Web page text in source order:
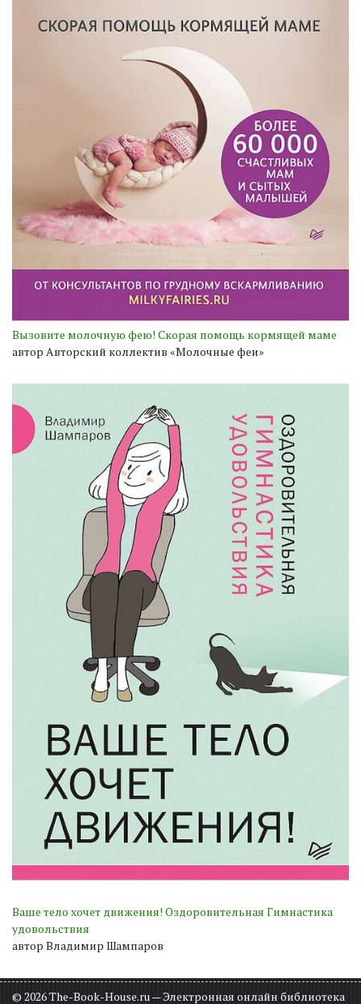
Вызовите молочную фею! Скорая помощь кормящей маме
автор Авторский коллектив «Молочные феи»
Ваше тело хочет движения! Оздоровительная Гимнастика
удовольствия
автор Владимир Шампаров
© 2026 The-Book-House.ru — Электронная онлайн библиотека